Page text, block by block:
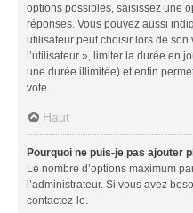
options possibles, saisissez une
réponses. Vous pouvez aussi
utilisateur peut choisir lors de son
l’utilisateur », limiter la durée en
une durée illimitée) et enfin
vote.
Haut
Pourquoi ne puis-je pas ajouter
Le nombre d’options maximum
l’administrateur. Si vous avez
contactez-le.